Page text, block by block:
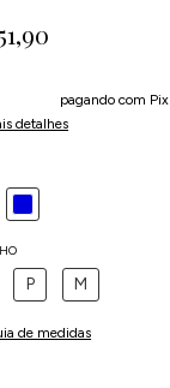
pagando com Pix
detalhes
P M
de medidas